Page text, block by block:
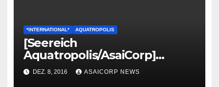
*INTERNATIONAL* AQUATROPOLIS
[Seereich
Aquatropolis/AsaiCorp]
Neutralitäts Verkündung
DEZ. 8, 2016 ASAICORP NEWS